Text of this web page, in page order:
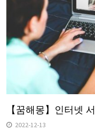
【꿈해몽】인터넷
2022-12-13